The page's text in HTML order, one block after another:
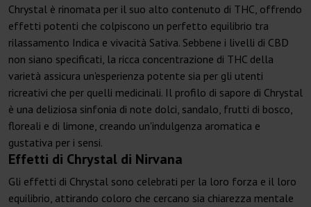
Chrystal è rinomata per il suo alto contenuto di THC, offrendo
effetti potenti che colpiscono un perfetto equilibrio tra
rilassamento Indica e vivacità Sativa. Sebbene i livelli di CBD
non siano specificati, la ricca concentrazione di THC della
varietà assicura un'esperienza potente sia per gli utenti
ricreativi che per quelli medicinali. Il profilo di sapore di Chrystal
è una deliziosa sinfonia di note dolci, sandalo, frutti di bosco,
floreali e di limone, creando un'indulgenza aromatica e
gustativa per i sensi.
Effetti di Chrystal di Nirvana
Gli effetti di Chrystal sono celebrati per la loro forza e il loro
equilibrio, attirando coloro che cercano sia chiarezza mentale